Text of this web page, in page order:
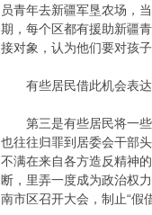
员青年去新疆军垦农场，
期，每个区都有援助新疆
接对象，认为他们要对孩
有些居民借此机会表达
第三是有些居民将一些
也往往归罪到居委会干部
不满在来自各方造反精神
断，里弄一度成为政治权
南市区召开大会，制止“假